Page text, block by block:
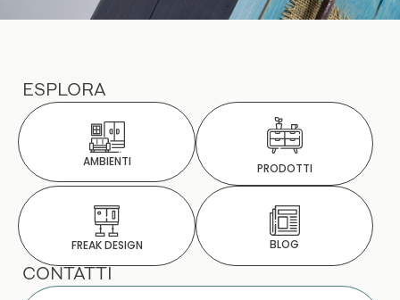
ESPLORA
AMBIENTI
PRODOTTI
FREAK DESIGN BLOG
CONTATTI